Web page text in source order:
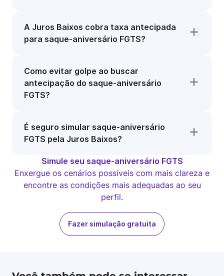
A Juros Baixos cobra taxa antecipada
para saque-aniversário FGTS?
Como evitar golpe ao buscar
antecipação do saque-aniversário
FGTS?
É seguro simular saque-aniversário
FGTS pela Juros Baixos?
Simule seu saque-aniversário FGTS
Enxergue os cenários possíveis com mais clareza e
encontre as condições mais adequadas ao seu
perfil.
Fazer simulação gratuita